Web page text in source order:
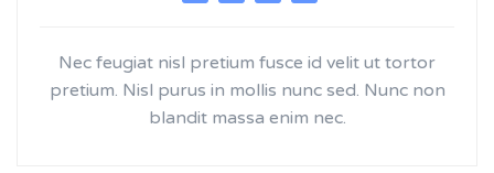
Nec feugiat nisl pretium fusce id velit ut tortor
pretium. Nisl purus in mollis nunc sed. Nunc non
blandit massa enim nec.